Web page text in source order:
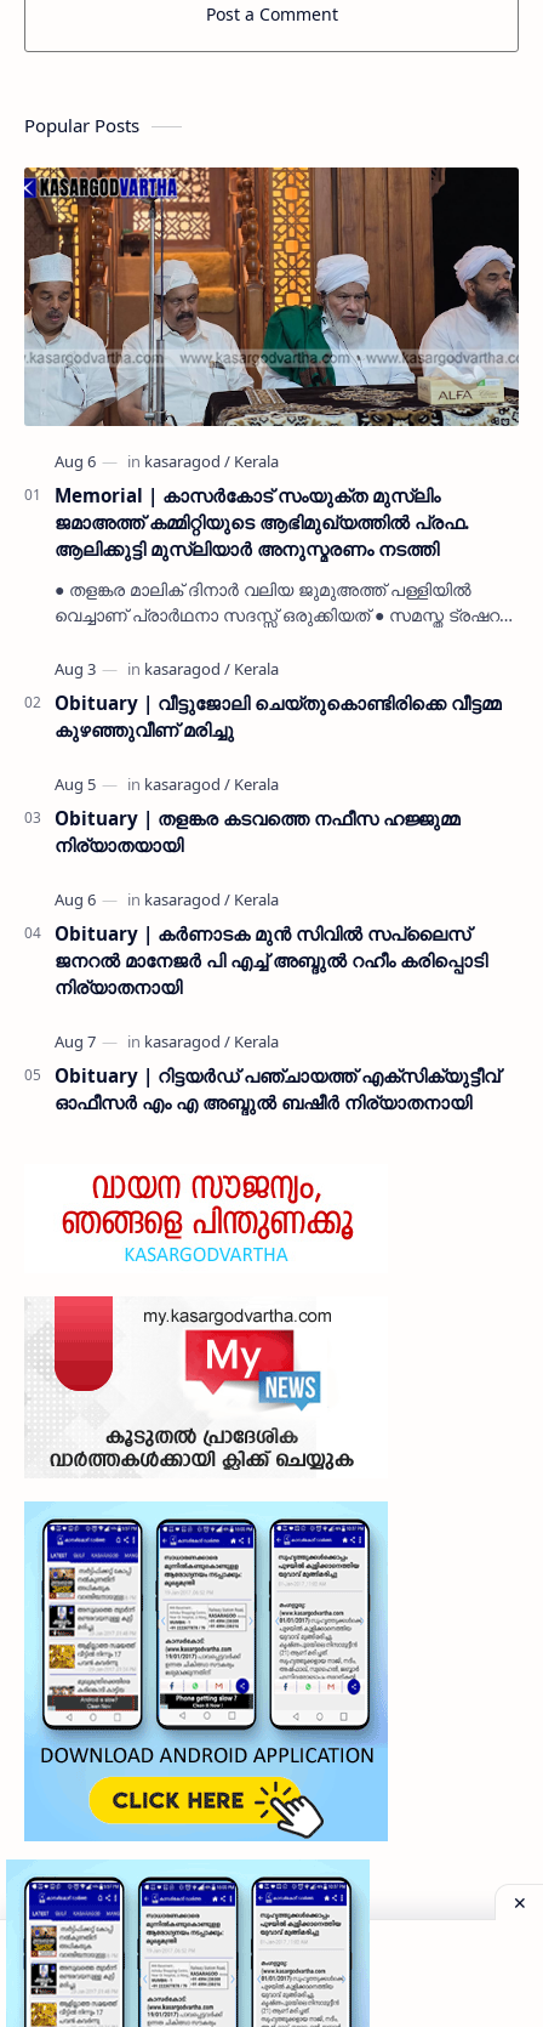
Post a Comment
Popular Posts
Memorial | കാസർകോട് സംയുക്ത മുസ്ലിം
ജമാഅത്ത് കമ്മിറ്റിയുടെ ആഭിമുഖ്യത്തിൽ പ്രഫ.
ആലിക്കുട്ടി മുസ്ലിയാർ അനുസ്മരണം നടത്തി
● തളങ്കര മാലിക് ദിനാർ വലിയ ജുമുഅത്ത് പള്ളിയിൽ
വെച്ചാണ് പ്രാർഥനാ സദസ്സ് ഒരുക്കിയത് ● സമസ്ത ട്രഷറർ
നൽകി കാസ…
Obituary | വീട്ടുജോലി ചെയ്തുകൊണ്ടിരിക്കെ വീട്ടമ്മ
കുഴഞ്ഞുവീണ് മരിച്ചു
Obituary | തളങ്കര കടവത്തെ നഫീസ ഹജ്ജുമ്മ
നിര്യാതയായി
Obituary | കർണാടക മുൻ സിവില്‍ സപ്ലൈസ്
ജനറൽ മാനേജർ പി എച്ച് അബ്ദുൽ റഹീം കരിപ്പൊടി
നിര്യാതനായി
Obituary | റിട്ടയർഡ് പഞ്ചായത്ത് എക്സിക്യുട്ടീവ്
ഓഫീസർ എം എ അബ്ദുൽ ബഷീർ നിര്യാതനായി
©2026‧My Kasaragod Vartha | LATEST KASARAGOD